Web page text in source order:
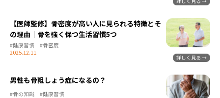
【医師監修】骨密度が高い人に見られる特徴とそ
の理由｜骨を強く保つ生活習慣5つ
2025.12.11
#健康習慣 #骨密度
男性も骨粗しょう症になるの？
#骨の知識 #健康習慣